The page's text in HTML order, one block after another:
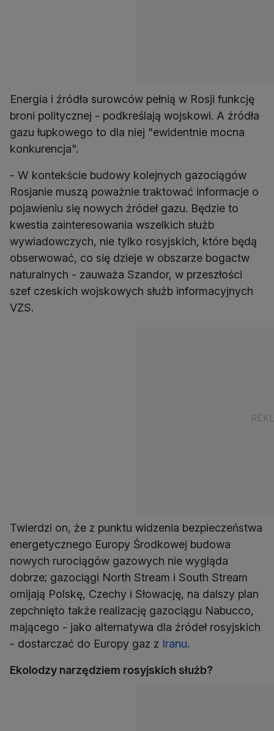
Energia i źródła surowców pełnią w Rosji funkcję
broni politycznej - podkreślają wojskowi. A źródła
gazu łupkowego to dla niej "ewidentnie mocna
konkurencja".
- W kontekście budowy kolejnych gazociągów
Rosjanie muszą poważnie traktować informacje o
pojawieniu się nowych źródeł gazu. Będzie to
kwestia zainteresowania wszelkich służb
wywiadowczych, nie tylko rosyjskich, które będą
obserwować, co się dzieje w obszarze bogactw
naturalnych - zauważa Szandor, w przeszłości
szef czeskich wojskowych służb informacyjnych
VZS.
Twierdzi on, że z punktu widzenia bezpieczeństwa
energetycznego Europy Środkowej budowa
nowych rurociągów gazowych nie wygląda
dobrze; gazociągi North Stream i South Stream
omijają Polskę, Czechy i Słowację, na dalszy plan
zepchnięto także realizację gazociągu Nabucco,
mającego - jako alternatywa dla źródeł rosyjskich
- dostarczać do Europy gaz z Iranu.
Ekolodzy narzędziem rosyjskich służb?